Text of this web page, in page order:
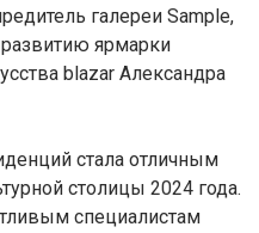
галереи Sample,
ярмарки
blazar Александра
стала отличным
столицы 2024 года.
специалистам